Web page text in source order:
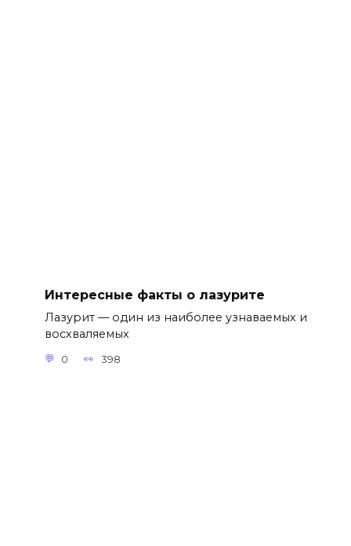
Интересные факты о лазурите
Лазурит — один из наиболее узнаваемых и
восхваляемых
0 398